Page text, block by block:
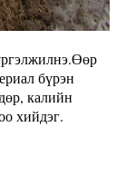
бүрэн
калийн
хийдэг.